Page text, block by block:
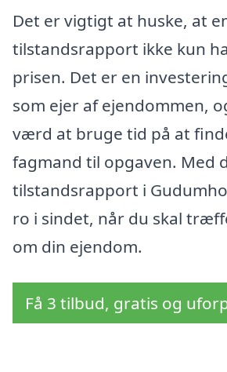
Det er vigtigt at huske, at
tilstandsrapport ikke kun
prisen. Det er en
som ejer af ejendommen,
værd at bruge tid på at
fagmand til opgaven. Med
tilstandsrapport i
ro i sindet, når du skal
om din ejendom.
Få 3 tilbud, gratis og